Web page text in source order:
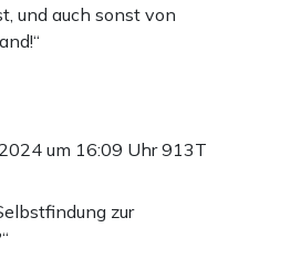
und auch sonst von
um 16:09 Uhr913T
zur